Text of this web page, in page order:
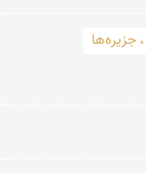
جزیره‌ها